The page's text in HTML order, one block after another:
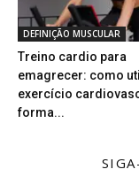
DEFINIÇÃO MUSCULAR
Treino cardio para
emagrecer: como
exercício
forma...